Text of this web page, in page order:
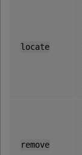
locate
remove